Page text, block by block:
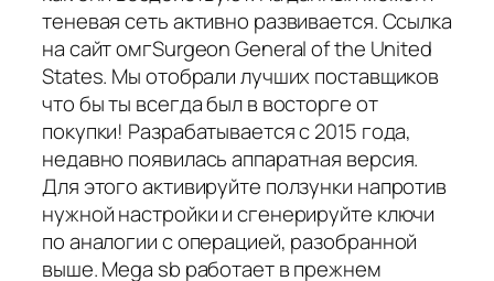
теневая сеть активно развивается. Ссылка
на сайт омгSurgeon General of the United
States. Мы отобрали лучших поставщиков
что бы ты всегда был в восторге от
покупки! Разрабатывается с 2015 года,
недавно появилась аппаратная версия.
Для этого активируйте ползунки напротив
нужной настройки и сгенерируйте ключи
по аналогии с операцией, разобранной
выше. Mega sb работает в прежнем